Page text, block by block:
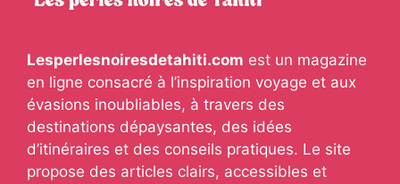
Lesperlesnoiresdetahiti.com est un magazine
en ligne consacré à l’inspiration voyage et aux
évasions inoubliables, à travers des
destinations dépaysantes, des idées
d’itinéraires et des conseils pratiques. Le site
propose des articles clairs, accessibles et